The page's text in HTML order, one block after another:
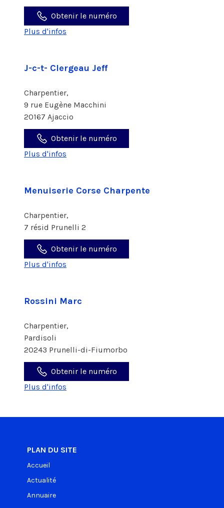
Obtenir le numéro
Plus d'infos
J-c-t- Clergeau Jeff
Charpentier,
9 rue Eugène Macchini
20167 Ajaccio
Obtenir le numéro
Plus d'infos
Menuiserie Corse Charpente
Charpentier,
7 résid Prunelli 2
Obtenir le numéro
Plus d'infos
Rossini Marc
Charpentier,
Pardisoli
20243 Prunelli-di-Fiumorbo
Obtenir le numéro
Plus d'infos
PLAN DU SITE
Accueil
Actualité
Annuaire